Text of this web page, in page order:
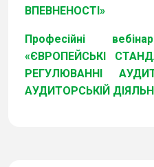
ВПЕВНЕНОСТІ»
Професійні
«ЄВРОПЕЙСЬКІ
РЕГУЛЮВАННІ
АУДИТОРСЬКІЙ